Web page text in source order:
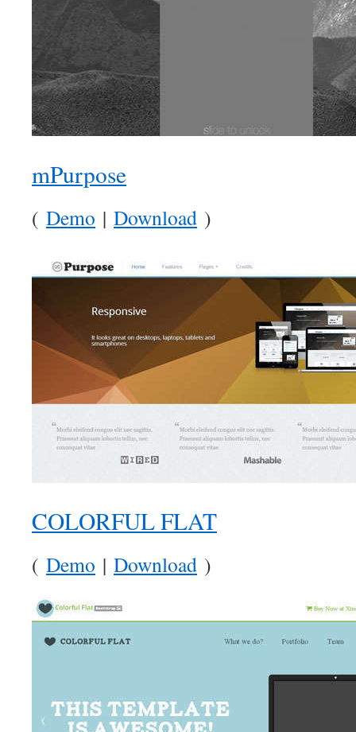
mPurpose
( Demo | Download )
COLORFUL FLAT
( Demo | Download )